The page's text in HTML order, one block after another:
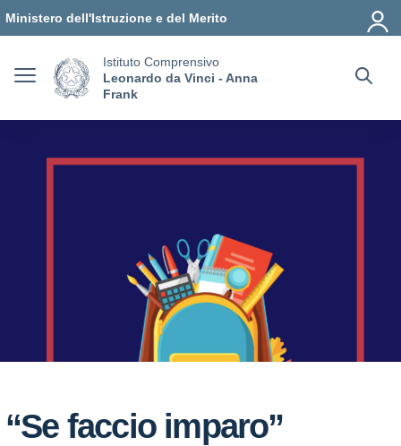
Ministero dell'Istruzione e del Merito
Istituto Comprensivo
Leonardo da Vinci - Anna
Frank
“Se faccio imparo”